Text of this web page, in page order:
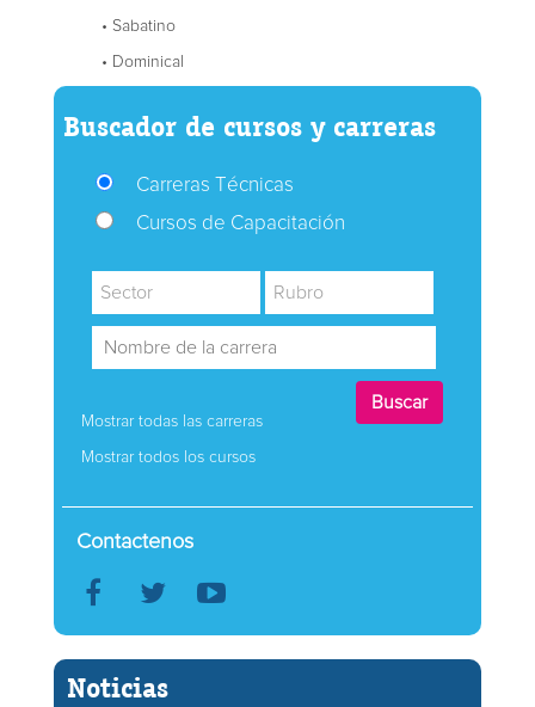
• Sabatino
• Dominical
Buscador de cursos y carreras
Carreras Técnicas
Cursos de Capacitación
Mostrar todas las carreras
Mostrar todos los cursos
Contactenos
Noticias